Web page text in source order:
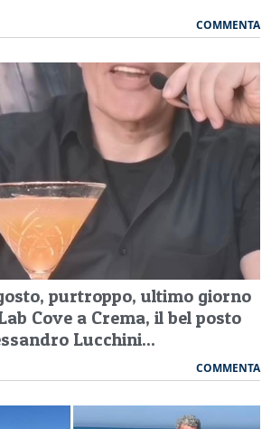
COMMENTA
purtroppo, ultimo giorno
Cove a Crema, il bel posto
Lucchini...
COMMENTA